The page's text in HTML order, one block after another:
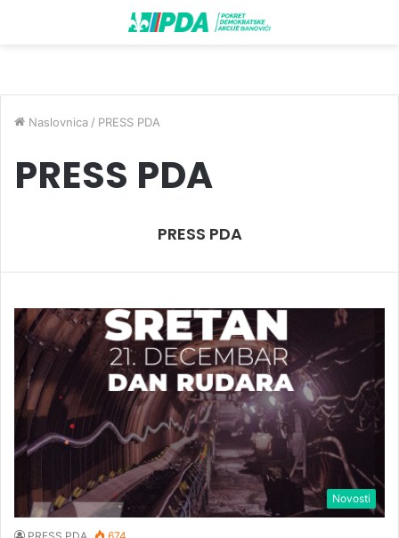
Naslovnica / PRESS PDA
PRESS PDA
PRESS PDA
Novosti